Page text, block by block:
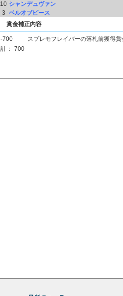
10 シャンデュヴァン
3 ベルオブピース
賞金補正内容
-700
スプレモフレイバーの落札前獲得
計：-700